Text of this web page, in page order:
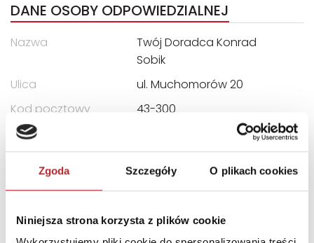
Zgoda Szczegóły O plikach cookies
Niniejsza strona korzysta z plików cookie
DANE OSOBY ODPOWIEDZIALNEJ
Nazwa
Twój Doradca Konrad
Sobik
Ulica
ul. Muchomorów 20
Kod pocztowy
43-300
Miasto
Nieodpowiednie dla dzieci w wieku poniżej 3 lat ze